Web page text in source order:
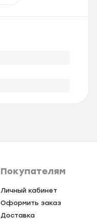
Покупателям
Личный кабинет
Оформить заказ
Доставка